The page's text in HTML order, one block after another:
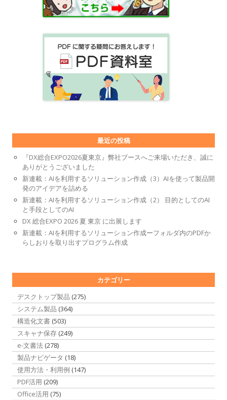
最近の投稿
『DX総合EXPO2026夏東京』弊社ブースへご来場いただき、誠に
ありがとうございました
新連載：AIを利用するソリューション作成（3）AIを使って製品開
発のアイデアを詰める
新連載：AIを利用するソリューション作成（2） 目的としてのAI
と手段としてのAI
DX 総合EXPO 2026 夏 東京 に出展します
新連載：AIを利用するソリューション作成ーフォルダ内のPDFか
らしおりを取り出すプログラム作成
カテゴリー
デスクトップ製品 (275)
システム製品 (364)
構造化文書 (503)
スキャナ保存 (249)
e-文書法 (278)
製品ナビゲータ (18)
使用方法・利用例 (147)
PDF活用 (209)
Office活用 (75)